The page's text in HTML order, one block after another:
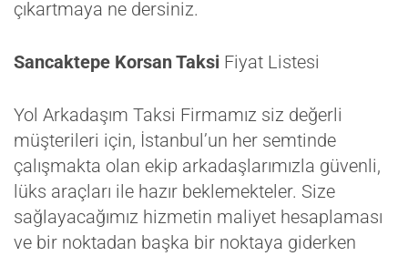
çıkartmaya ne dersiniz.
Sancaktepe Korsan Taksi Fiyat Listesi
Yol Arkadaşım Taksi Firmamız siz değerli
müşterileri için, İstanbul’un her semtinde
çalışmakta olan ekip arkadaşlarımızla güvenli,
lüks araçları ile hazır beklemekteler. Size
sağlayacağımız hizmetin maliyet hesaplaması
ve bir noktadan başka bir noktaya giderken